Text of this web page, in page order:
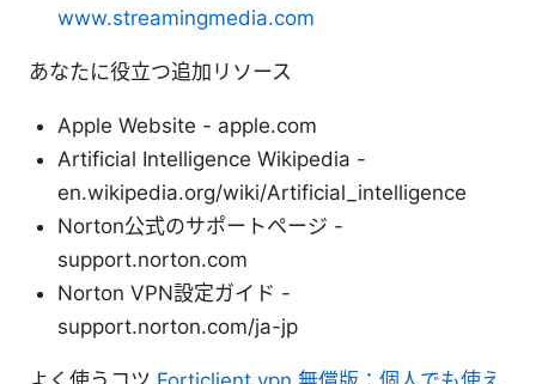
www.streamingmedia.com
あなたに役立つ追加リソース
Apple Website - apple.com
Artificial Intelligence Wikipedia -
en.wikipedia.org/wiki/Artificial_intelligence
Norton公式のサポートページ -
support.norton.com
Norton VPN設定ガイド -
support.norton.com/ja-jp